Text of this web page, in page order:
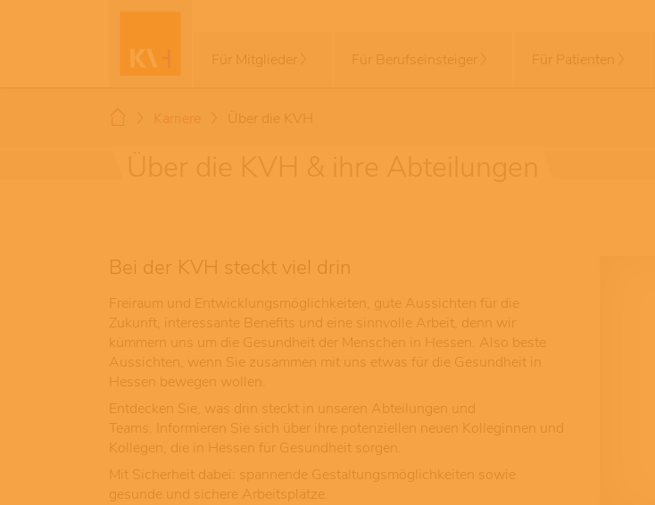
Für Mitglieder Für Berufseinsteiger Für Patienten
Karriere Über die KVH
Bei der KVH steckt viel drin
Freiraum und Entwicklungsmöglichkeiten, gute Aussichten für die
Zukunft, interessante Benefits und eine sinnvolle Arbeit, denn wir
kümmern uns um die Gesundheit der Menschen in Hessen. Also beste
Aussichten, wenn Sie zusammen mit uns etwas für die Gesundheit in
Hessen bewegen wollen.
Entdecken Sie, was drin steckt in unseren Abteilungen und
Teams. Informieren Sie sich über ihre potenziellen neuen Kolleginnen und
Kollegen, die in Hessen für Gesundheit sorgen.
Mit Sicherheit dabei: spannende Gestaltungsmöglichkeiten sowie
gesunde und sichere Arbeitsplätze.